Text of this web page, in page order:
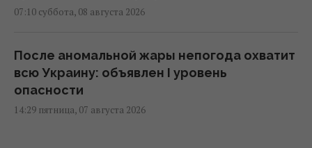
07:10 суббота, 08 августа 2026
После аномальной жары непогода охватит
всю Украину: объявлен I уровень
опасности
14:29 пятница, 07 августа 2026